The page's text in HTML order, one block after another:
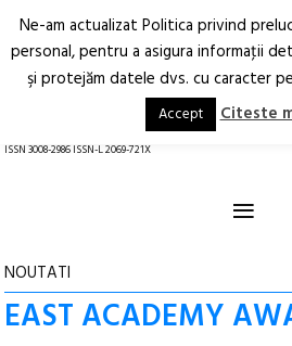
Arhitectură.
Oraș.
ISSN 3008-2986 ISSN-L 2069-721X
≡
NOUTATI
EAST ACADEMY
Ne-am actualizat Politica privind
personal, pentru a asigura informaţii
şi protejăm datele dvs. cu caracter
Accept Citeste